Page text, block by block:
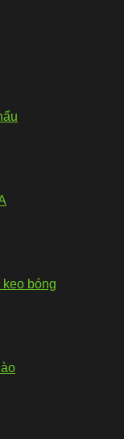
keo bóng